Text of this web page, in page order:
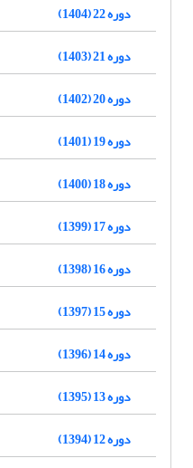
دوره 22 (1404)
دوره 21 (1403)
دوره 20 (1402)
دوره 19 (1401)
دوره 18 (1400)
دوره 17 (1399)
دوره 16 (1398)
دوره 15 (1397)
دوره 14 (1396)
دوره 13 (1395)
دوره 12 (1394)